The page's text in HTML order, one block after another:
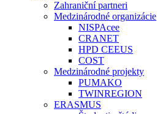
Zahraniční partneri
Medzinárodné organizácie
NISPAcee
CRANET
HPD CEEUS
COST
Medzinárodné projekty
PUMAKO
TWINREGION
ERASMUS